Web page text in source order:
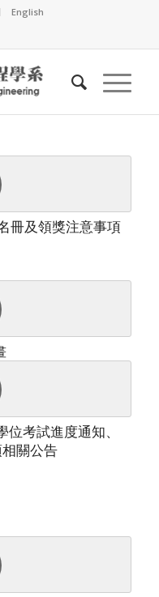
English
冊及領獎注意事項
考試進度通知、
關公告